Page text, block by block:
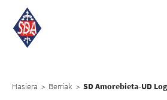
Hasiera > Berriak >